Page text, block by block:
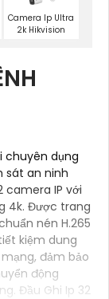
Camera Ip Ultra
2k Hikvision
chuyên dụng
sát an ninh
camera IP với
4k. Được trang
nén H.265
kiệm dung
đảm bảo
động
Đầu Ghi Ip 32